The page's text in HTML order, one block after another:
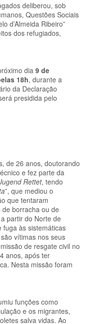
deliberou, sob
Questões Sociais
d’Almeida Ribeiro”
dos refugiados,
dia 9 de
18h, durante a
da Declaração
presidida pelo
de 26 anos, doutorando
e fez parte da
Rettet, tendo
”, que mediou o
que tentaram
borracha ou de
partir do Norte de
fuga às sistemáticas
vítimas nos seus
de resgate civil no
anos, após ter
Nesta missão foram
funções como
e os migrantes,
salva vidas. Ao